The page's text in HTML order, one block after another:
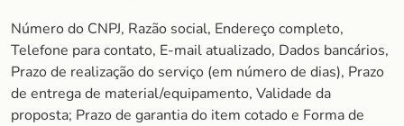
Número do CNPJ, Razão social, Endereço completo,
Telefone para contato, E-mail atualizado, Dados bancários,
Prazo de realização do serviço (em número de dias), Prazo
de entrega de material/equipamento, Validade da
proposta; Prazo de garantia do item cotado e Forma de